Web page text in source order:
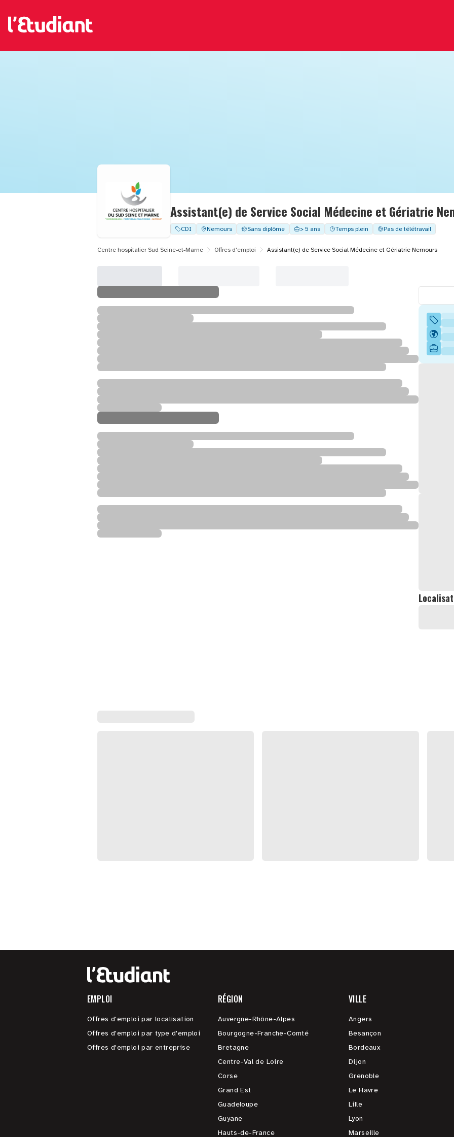
CDI Nemours Sans diplôme > 5 ans Temps plein Pas de télétravail
Centre hospitalier Sud Seine-et-Marne Offres d'emploi Assistant(e) de Service Social Médecine et Gériatrie Nemours
EMPLOI
Offres d'emploi par localisation
Offres d'emploi par type d'emploi
Offres d'emploi par entreprise
RÉGION
Auvergne-Rhône-Alpes
Bourgogne-Franche-Comté
Bretagne
Centre-Val de Loire
Corse
Grand Est
Guadeloupe
Guyane
Hauts-de-France
VILLE
Angers
Besançon
Bordeaux
Dijon
Grenoble
Le Havre
Lille
Lyon
Marseille